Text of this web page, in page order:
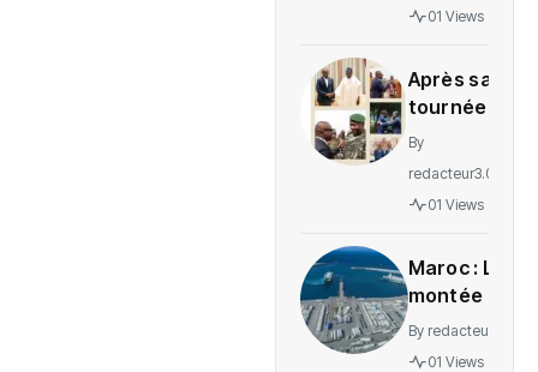
des
Ituri
01 Views
Après sa
tournée
régionale,
de
By
redacteur3.0
01 Views
Maroc : La
montée en
puissance
d’un
By redacteur3.0
01 Views